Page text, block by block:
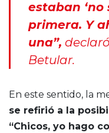
estaban ‘no
primera. Y
una”,
Betular.
En este sentido, la
se refirió a la
“Chicos, yo hago